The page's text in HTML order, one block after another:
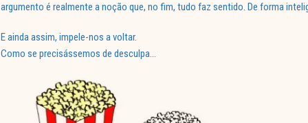
argumento é realmente a noção que, no fim, tudo faz sentido. De forma
E ainda assim, impele-nos a voltar.
Como se precisássemos de desculpa…